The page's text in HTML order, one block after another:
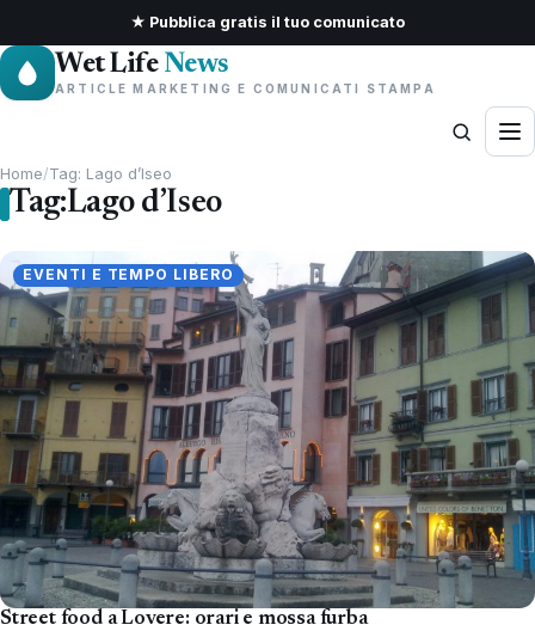
★ Pubblica gratis il tuo comunicato
Wet Life News
ARTICLE MARKETING E COMUNICATI STAMPA
Home/Tag: Lago d’Iseo
Tag:Lago d’Iseo
EVENTI E TEMPO LIBERO
Street food a Lovere: orari e mossa furba